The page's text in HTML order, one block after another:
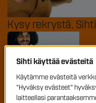
Kysy rekrystä,
Sihti käyttää evästeitä
Käytämme evästeitä
"Hyväksy evästeet"
laitteellasi